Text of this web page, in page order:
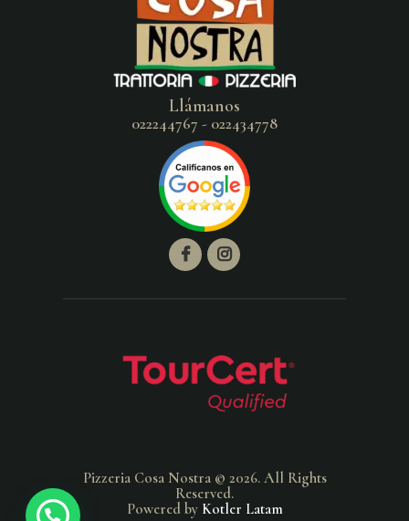
Llámanos
022244767 - 022434778
Pizzeria Cosa Nostra © 2026. All Rights
Reserved.
Powered by Kotler Latam